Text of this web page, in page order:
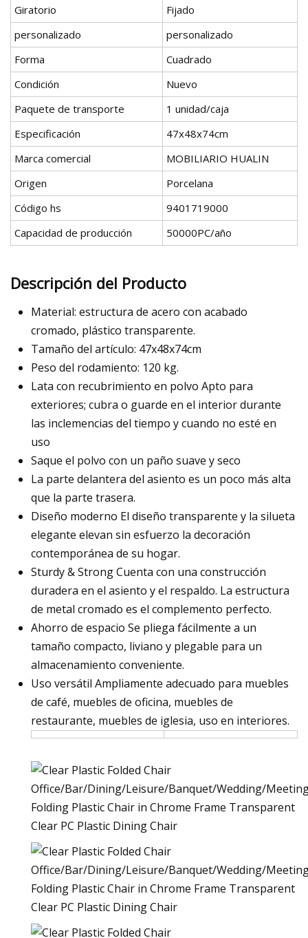
Giratorio
Fijado
personalizado
personalizado
Forma
Cuadrado
Condición
Nuevo
Paquete de transporte
1 unidad/caja
Especificación
47x48x74cm
Marca comercial
MOBILIARIO HUALIN
Origen
Porcelana
Código hs
9401719000
Capacidad de producción
50000PC/año
Descripción del Producto
Material: estructura de acero con acabado
cromado, plástico transparente.
Tamaño del artículo: 47x48x74cm
Peso del rodamiento: 120 kg.
Lata con recubrimiento en polvo Apto para
exteriores; cubra o guarde en el interior durante
las inclemencias del tiempo y cuando no esté en
uso
Saque el polvo con un paño suave y seco
La parte delantera del asiento es un poco más alta
que la parte trasera.
Diseño moderno El diseño transparente y la silueta
elegante elevan sin esfuerzo la decoración
contemporánea de su hogar.
Sturdy & Strong Cuenta con una construcción
duradera en el asiento y el respaldo. La estructura
de metal cromado es el complemento perfecto.
Ahorro de espacio Se pliega fácilmente a un
tamaño compacto, liviano y plegable para un
almacenamiento conveniente.
Uso versátil Ampliamente adecuado para muebles
de café, muebles de oficina, muebles de
restaurante, muebles de iglesia, uso en interiores.